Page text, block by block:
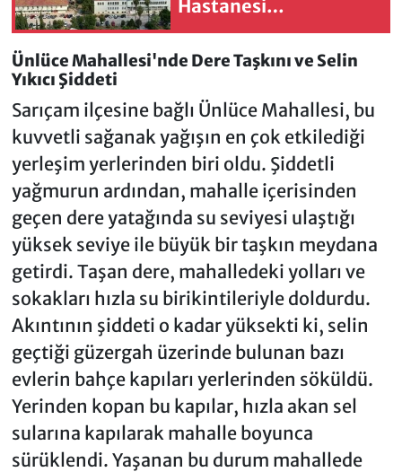
Hastanesi
Kurtarılabilecek mi?
Ünlüce Mahallesi'nde Dere Taşkını ve Selin
Yıkıcı Şiddeti
Sarıçam ilçesine bağlı Ünlüce Mahallesi, bu
kuvvetli sağanak yağışın en çok etkilediği
yerleşim yerlerinden biri oldu. Şiddetli
yağmurun ardından, mahalle içerisinden
geçen dere yatağında su seviyesi ulaştığı
yüksek seviye ile büyük bir taşkın meydana
getirdi. Taşan dere, mahalledeki yolları ve
sokakları hızla su birikintileriyle doldurdu.
Akıntının şiddeti o kadar yüksekti ki, selin
geçtiği güzergah üzerinde bulunan bazı
evlerin bahçe kapıları yerlerinden söküldü.
Yerinden kopan bu kapılar, hızla akan sel
sularına kapılarak mahalle boyunca
sürüklendi. Yaşanan bu durum mahallede